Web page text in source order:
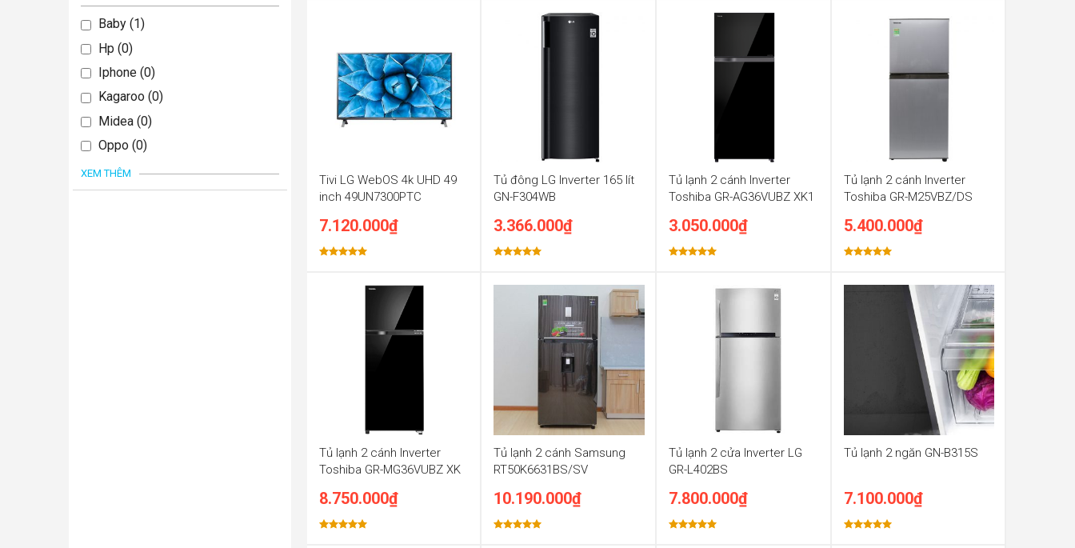
Baby 1
Hp 0
Iphone 0
Kagaroo 0
Midea 0
Oppo 0
XEM THÊM
Tivi LG WebOS 4k UHD 49
inch 49UN7300PTC
7.120.000₫
Tủ đông LG Inverter 165 lít
GN-F304WB
3.366.000₫
5 sao
Tủ lạnh 2 cánh Inverter
Toshiba GR-AG36VUBZ XK1
3.050.000₫
Tủ lạnh 2 cánh Inverter
Toshiba GR-M25VBZ/DS
5.400.000₫
5 sao
Tủ lạnh 2 cánh Inverter
Toshiba GR-MG36VUBZ XK
8.750.000₫
Tủ lạnh 2 cánh Samsung
RT50K6631BS/SV
10.190.000₫
Tủ lạnh 2 cửa Inverter LG
GR-L402BS
7.800.000₫
Tủ lạnh 2 ngăn GN-B315S
7.100.000₫